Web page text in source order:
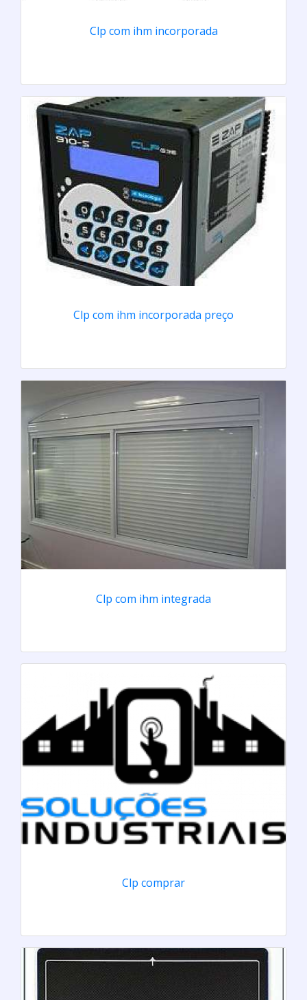
Clp com ihm incorporada
Clp com ihm incorporada preço
Clp com ihm integrada
Clp comprar